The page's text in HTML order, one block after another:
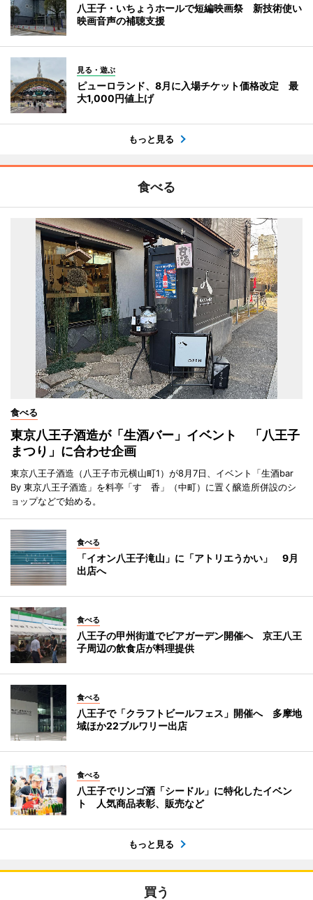
八王子・いちょうホールで短編映画祭 新技術使い
映画音声の補聴支援
見る・遊ぶ
ピューロランド、8月に入場チケット価格改定 最
大1,000円値上げ
もっと見る
食べる
食べる
東京八王子酒造が「生酒バー」イベント 「八王子
まつり」に合わせ企画
東京八王子酒造（八王子市元横山町1）が8月7日、イベント「生酒bar
By 東京八王子酒造」を料亭「すゞ香」（中町）に置く醸造所併設のシ
ョップなどで始める。
食べる
「イオン八王子滝山」に「アトリエうかい」 9月
出店へ
食べる
八王子の甲州街道でビアガーデン開催へ 京王八王
子周辺の飲食店が料理提供
食べる
八王子で「クラフトビールフェス」開催へ 多摩地
域ほか22ブルワリー出店
食べる
八王子でリンゴ酒「シードル」に特化したイベン
ト 人気商品表彰、販売など
もっと見る
買う